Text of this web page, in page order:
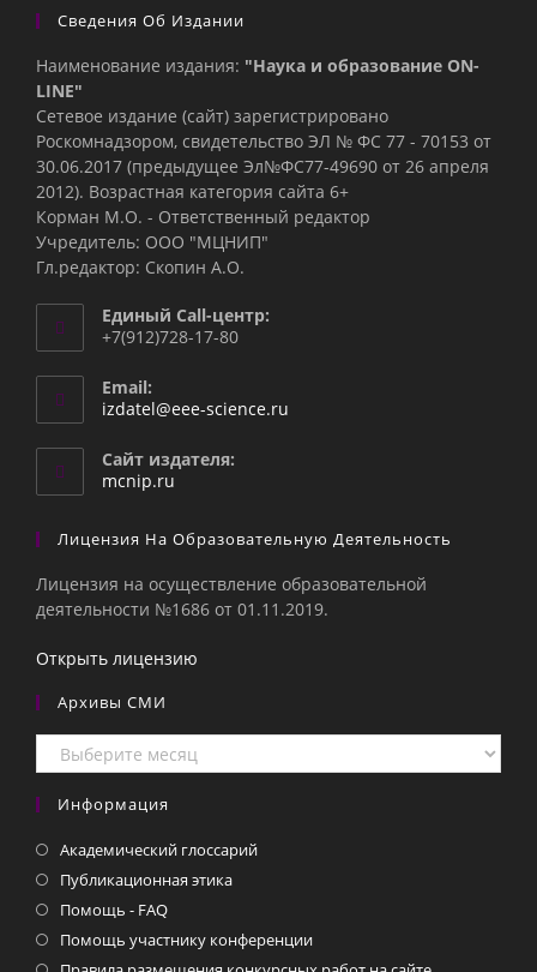
Сведения Об Издании
Наименование издания: "Наука и образование ON-
LINE"
Сетевое издание (сайт) зарегистрировано
Роскомнадзором, свидетельство ЭЛ № ФС 77 - 70153 от
30.06.2017 (предыдущее Эл№ФC77-49690 от 26 апреля
2012). Возрастная категория сайта 6+
Корман М.О. - Ответственный редактор
Учредитель: ООО "МЦНИП"
Гл.редактор: Скопин А.О.
Единый Call-центр:
+7(912)728-17-80
Email:
izdatel@eee-science.ru
Сайт издателя:
mcnip.ru
Лицензия На Образовательную Деятельность
Лицензия на осуществление образовательной
деятельности №1686 от 01.11.2019.
Открыть лицензию
Архивы СМИ
Архивы
СМИ
Информация
Академический глоссарий
Публикационная этика
Помощь - FAQ
Помощь участнику конференции